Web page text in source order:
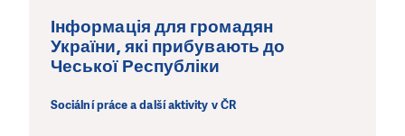
Інформація для громадян
України, які прибувають до
Чеської Республіки
Sociální práce a další aktivity v ČR